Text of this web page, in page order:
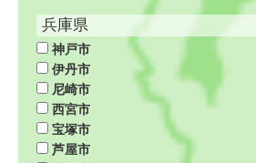
兵庫県
神戸市
伊丹市
尼崎市
西宮市
宝塚市
芦屋市